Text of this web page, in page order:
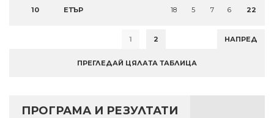
10 ЕТЪР 18 5 7 6 22
1 2 НАПРЕД
ПРЕГЛЕДАЙ ЦЯЛАТА ТАБЛИЦА
ПРОГРАМА И РЕЗУЛТАТИ